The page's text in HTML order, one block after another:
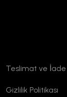
Teslimat ve İade
Gizlilik Politikası